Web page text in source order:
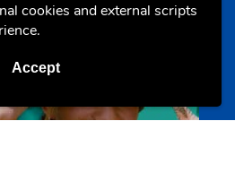
cookies and external scripts
Accept